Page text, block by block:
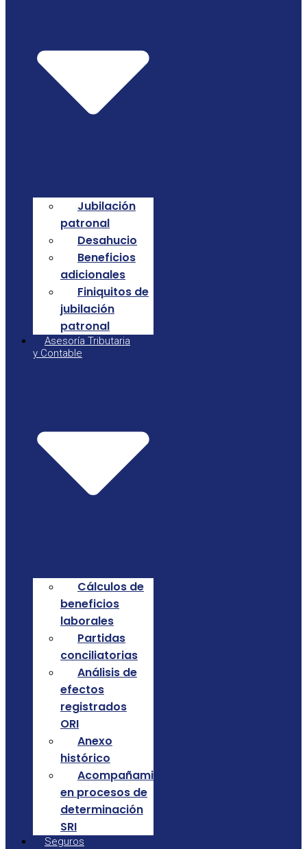
Jubilación
patronal
Desahucio
Beneficios
adicionales
Finiquitos de
jubilación
patronal
Asesoría Tributaria
y Contable
Cálculos de
beneficios
laborales
Partidas
conciliatorias
Análisis de
efectos
registrados
ORI
Anexo
histórico
Acompañamiento
en procesos de
determinación
SRI
Seguros